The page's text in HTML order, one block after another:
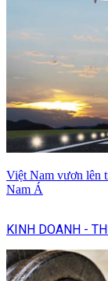
Việt Nam vươn lên
Nam Á
KINH DOANH -